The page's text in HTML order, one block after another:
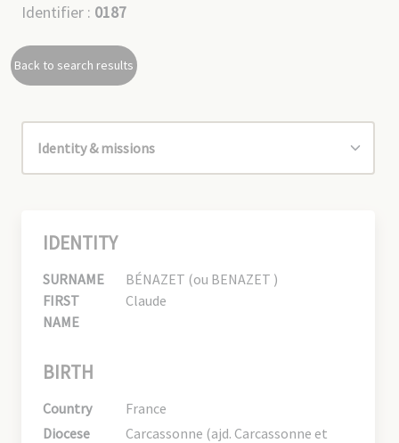
Identifier : 0187
Back to search results
IDENTITY
SURNAME
BÉNAZET (ou BENAZET )
FIRST
NAME
Claude
BIRTH
Country
France
Diocese
Carcassonne (ajd. Carcassonne et